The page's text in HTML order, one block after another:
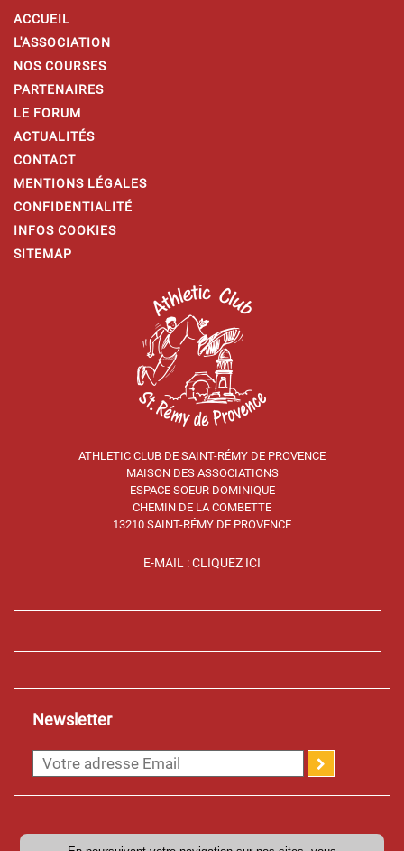
ACCUEIL
L'ASSOCIATION
NOS COURSES
PARTENAIRES
LE FORUM
ACTUALITÉS
CONTACT
MENTIONS LÉGALES
CONFIDENTIALITÉ
INFOS COOKIES
SITEMAP
Newsletter
ATHLETIC CLUB DE SAINT-RÉMY DE PROVENCE
MAISON DES ASSOCIATIONS
ESPACE SOEUR DOMINIQUE
CHEMIN DE LA COMBETTE
13210 SAINT-RÉMY DE PROVENCE
E-MAIL : CLIQUEZ ICI